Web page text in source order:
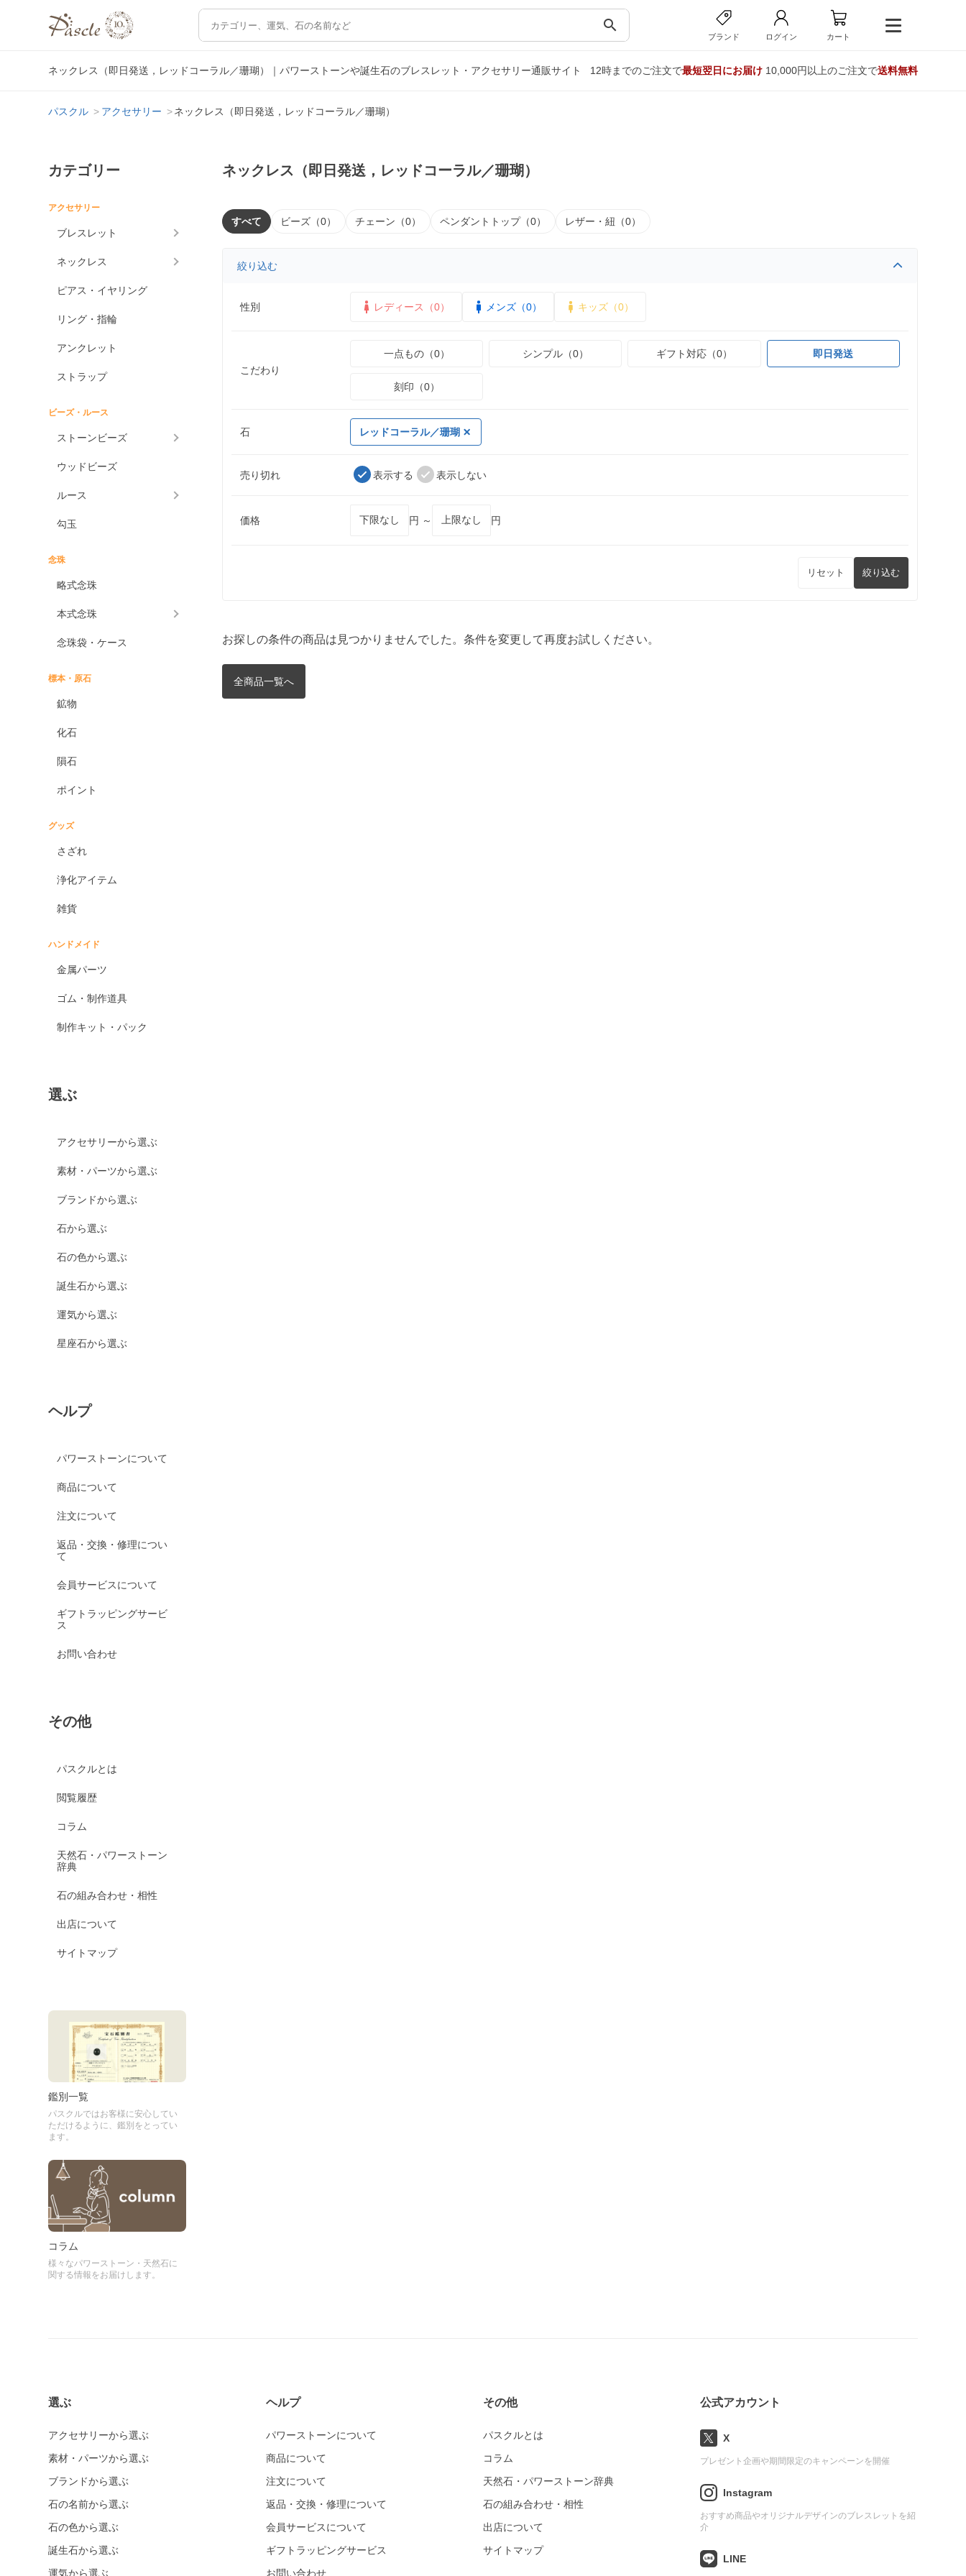
search
ブランド ログイン カート
ネックレス（即日発送，レッドコーラル／珊瑚）｜パワーストーンや誕生石のブレスレット・アクセサリー通販サイト 12時までのご注文で最短翌日にお届け10,000円以上のご注文で送料無料
パスクル アクセサリー ネックレス（即日発送，レッドコーラル／珊瑚）
カテゴリー
アクセサリー
ブレスレット
ネックレス
ピアス・イヤリング
リング・指輪
アンクレット
ストラップ
ビーズ・ルース
ストーンビーズ
ウッドビーズ
ルース
勾玉
念珠
略式念珠
本式念珠
念珠袋・ケース
標本・原石
鉱物
化石
隕石
ポイント
グッズ
さざれ
浄化アイテム
雑貨
ハンドメイド
金属パーツ
ゴム・制作道具
制作キット・パック
選ぶ
アクセサリーから選ぶ
素材・パーツから選ぶ
ブランドから選ぶ
石から選ぶ
石の色から選ぶ
誕生石から選ぶ
運気から選ぶ
星座石から選ぶ
ヘルプ
パワーストーンについて
商品について
注文について
返品・交換・修理につい
て
会員サービスについて
ギフトラッピングサービ
ス
お問い合わせ
その他
パスクルとは
閲覧履歴
コラム
天然石・パワーストーン
辞典
石の組み合わせ・相性
出店について
サイトマップ
鑑別一覧
パスクルではお客様に安心してい
ただけるように、鑑別をとってい
ます。
コラム
様々なパワーストーン・天然石に
関する情報をお届けします。
ネックレス（即日発送，レッドコーラル／珊瑚）
すべて ビーズ（0） チェーン（0） ペンダントトップ（0） レザー・紐（0）
絞り込む
性別 レディース（0） メンズ（0） キッズ（0）
こだわり
一点もの（0） シンプル（0） ギフト対応（0） 即日発送
刻印（0）
石 レッドコーラル／珊瑚
売り切れ 表示する 表示しない
価格 円 ～ 円
リセット 絞り込む
お探しの条件の商品は見つかりませんでした。条件を変更して再度お試しください。
全商品一覧へ
選ぶ
アクセサリーから選ぶ
素材・パーツから選ぶ
ブランドから選ぶ
石の名前から選ぶ
石の色から選ぶ
誕生石から選ぶ
運気から選ぶ
ヘルプ
パワーストーンについて
商品について
注文について
返品・交換・修理について
会員サービスについて
ギフトラッピングサービス
お問い合わせ
その他
パスクルとは
コラム
天然石・パワーストーン辞典
石の組み合わせ・相性
出店について
サイトマップ
公式アカウント
X
プレゼント企画や期間限定のキャンペーンを開催
Instagram
おすすめ商品やオリジナルデザインのブレスレットを紹
介
LINE